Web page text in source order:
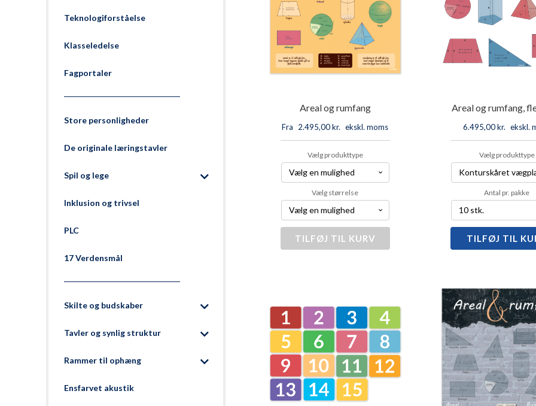
Teknologiforståelse
Klasseledelse
Fagportaler
Store personligheder
De originale læringstavler
Spil og lege
Inklusion og trivsel
PLC
17 Verdensmål
Skilte og budskaber
Tavler og synlig struktur
Rammer til ophæng
Ensfarvet akustik
Areal og rumfang
Fra 2.495,00kr. ekskl. moms
Vælg produkttype
Vælg størrelse
Areal
og
TILFØJ TIL KURV
Areal og rumfang,
6.495,00kr. ekskl.
Vælg produkttype
Antal pr. pakke
Areal
og
antal
TILFØJ TIL